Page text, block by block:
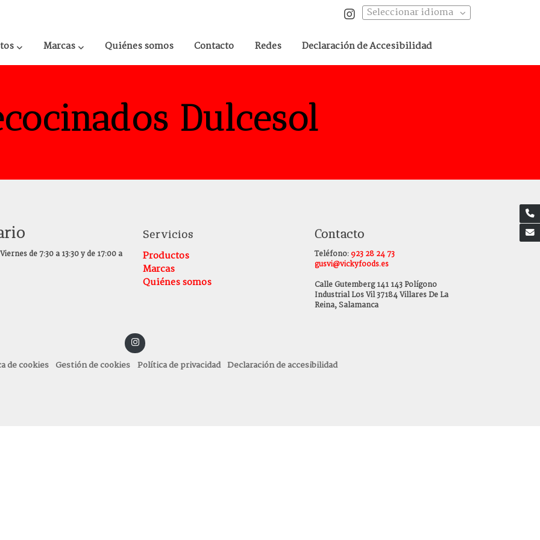
Seleccionar idioma
Marcas Quiénes somos Contacto Redes Declaración de Accesibilidad
Dulcesol
de 7:30 a 13:30 y de 17:00 a
Servicios
Productos
Marcas
Quiénes somos
Contacto
Teléfono: 923 28 24 73
gusvi@vickyfoods.es
Calle Gutemberg 141 143 Polígono
Industrial Los Vil 37184 Villares De La
Reina, Salamanca
de cookies Gestión de cookies Política de privacidad Declaración de accesibilidad